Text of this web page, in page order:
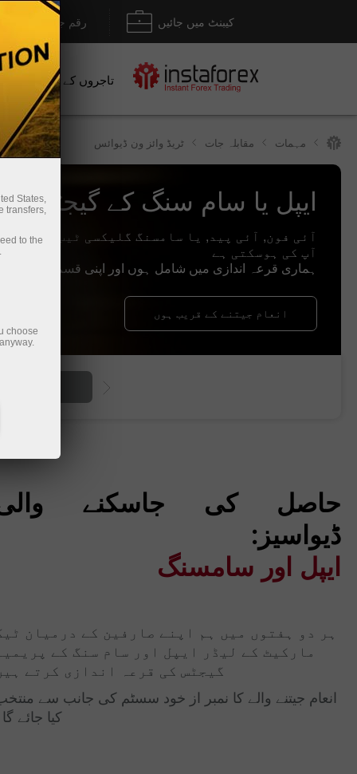
رقم جمع کروانا / کیبنٹ میں جائیں
تاجروں کے لیے
مہمات مقابلہ جات ٹریڈ وائز ون ڈیوائس
ایپل یا سام سنگ کے گیجٹس
آئی فون, آئی پید, یا سامسنگ گلیکسی ٹیب — ان
آپ کی ہوسکتی ہے
ہماری قرعہ اندازی میں شامل ہوں اور اپنی قسم آزمائیں
انعام جیتنے کے قریب ہوں
حاصل کی جاسکنے
ڈیواسیز:
ایپل اور سامسنگ
ہر دو ہفتوں میں ہم اپنے صارفین کے درمیان
مارکیٹ کے لیڈر ایپل اور سام سنگ کے
گیجٹس کی قرعہ اندازی کرتے
انعام جیتنے والے کا نمبر از خود سسٹم کی جانب سے
کیا جائے
States,
transfers,
to the
choose